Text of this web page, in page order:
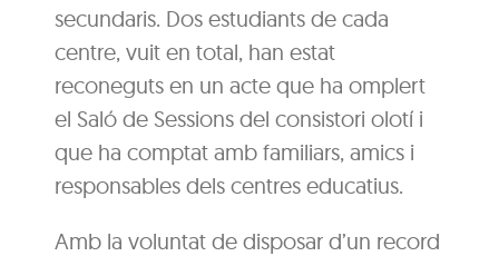
secundaris. Dos estudiants de cada
centre, vuit en total, han estat
reconeguts en un acte que ha omplert
el Saló de Sessions del consistori olotí i
que ha comptat amb familiars, amics i
responsables dels centres educatius.
Amb la voluntat de disposar d’un record